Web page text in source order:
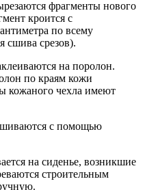
фрагменты нового
кроится с
по всему
сшива срезов).
на поролон.
по краям кожи
кожаного чехла имеют
с помощью
на сиденье, возникшие
строительным